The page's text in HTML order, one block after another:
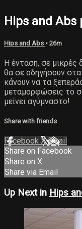
Hips and Abs
Hips and Abs • 26m
Η ένταση, σε μικρές
θα σε οδηγήσουν
κάνουν να τα
μεταμορφώσεις το
μείνει αγύμναστο!
Share with friends
Facebook XEmail
Share on Facebook
Share on X
Share via Email
Up Next in Hips